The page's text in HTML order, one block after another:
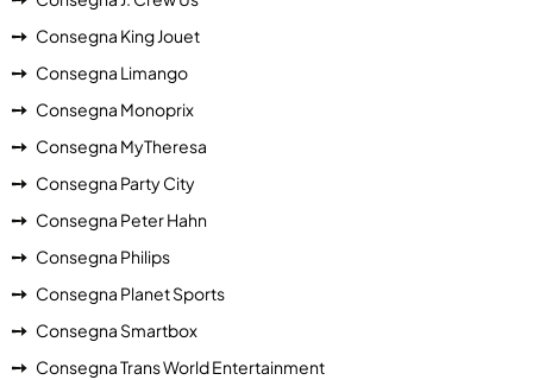
Consegna King Jouet
Consegna Limango
Consegna Monoprix
Consegna MyTheresa
Consegna Party City
Consegna Peter Hahn
Consegna Philips
Consegna Planet Sports
Consegna Smartbox
Consegna Trans World Entertainment